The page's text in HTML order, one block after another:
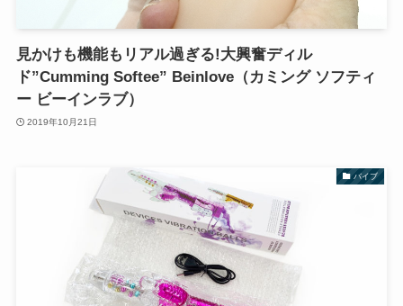
見かけも機能もリアル過ぎる!大興奮ディル
ド”Cumming Softee” Beinlove（カミング ソフティ
ー ビーインラブ）
2019年10月21日
バイブ